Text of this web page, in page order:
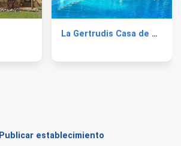
La Gertrudis Casa de Campo
Publicar establecimiento